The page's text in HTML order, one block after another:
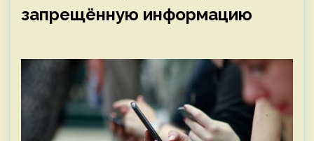
запрещённую информацию